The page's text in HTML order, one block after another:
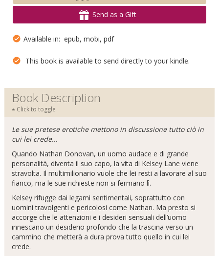
Send as a Gift
Available in: epub, mobi, pdf
This book is available to send directly to your kindle.
Book Description
Click to toggle
Le sue pretese erotiche mettono in discussione tutto ciò in
cui lei crede...
Quando Nathan Donovan, un uomo audace e di grande
personalità, diventa il suo capo, la vita di Kelsey Lane viene
stravolta. Il multimilionario vuole che lei resti a lavorare al suo
fianco, ma le sue richieste non si fermano lì.
Kelsey rifugge dai legami sentimentali, soprattutto con
uomini travolgenti e pericolosi come Nathan. Ma presto si
accorge che le attenzioni e i desideri sensuali dell’uomo
innescano un desiderio profondo che la trascina verso un
cammino che metterà a dura prova tutto quello in cui lei
crede.